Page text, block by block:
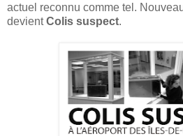
actuel reconnu comme tel.
devientColis suspect.